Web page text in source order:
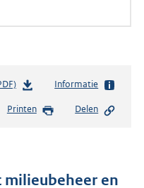
b
s
d
Informatie
Printen Delen
en